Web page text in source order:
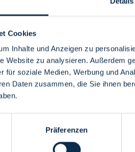
Cookies
Inhalte und Anzeigen zu
Website zu analysieren. Außerdem
für soziale Medien, Werbung und
Daten zusammen, die Sie ihnen
Präferenzen
Menü